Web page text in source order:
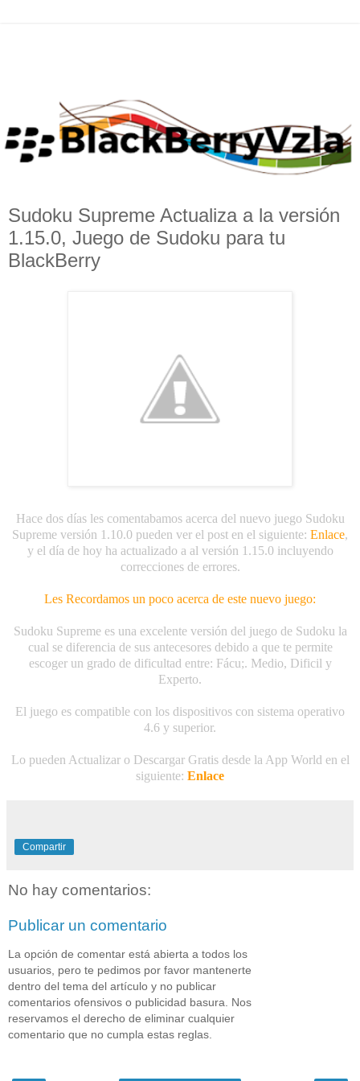
Sudoku Supreme Actualiza a la versión
1.15.0, Juego de Sudoku para tu
BlackBerry
Hace dos días les comentabamos acerca del nuevo juego Sudoku
Supreme versión 1.10.0 pueden ver el post en el siguiente: Enlace,
y el día de hoy ha actualizado a al versión 1.15.0 incluyendo
correcciones de errores.
Les Recordamos un poco acerca de este nuevo juego:
Sudoku Supreme es una excelente versión del juego de Sudoku la
cual se diferencia de sus antecesores debido a que te permite
escoger un grado de dificultad entre: Fácu;. Medio, Dificil y
Experto.
El juego es compatible con los dispositivos con sistema operativo
4.6 y superior.
Lo pueden Actualizar o Descargar Gratis desde la App World en el
siguiente: Enlace
Compartir
No hay comentarios:
Publicar un comentario
La opción de comentar está abierta a todos los
usuarios, pero te pedimos por favor mantenerte
dentro del tema del artículo y no publicar
comentarios ofensivos o publicidad basura. Nos
reservamos el derecho de eliminar cualquier
comentario que no cumpla estas reglas.